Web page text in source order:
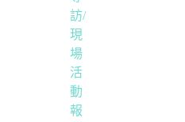
訪/
現
場
活
動
報